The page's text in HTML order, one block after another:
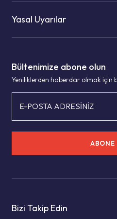
Bültenimize abone olun
Yeniliklerden haberdar olmak için
E-POSTA ADRESİNİZ
ABONE
Bizi Takip Edin
Yasal Uyarılar